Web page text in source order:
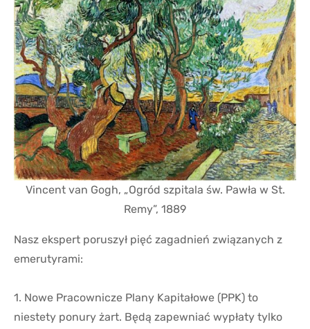
Vincent van Gogh, „Ogród szpitala św. Pawła w St.
Remy”, 1889
Nasz ekspert poruszył pięć zagadnień związanych z
emerutyrami:
1. Nowe Pracownicze Plany Kapitałowe (PPK) to
niestety ponury żart. Będą zapewniać wypłaty tylko